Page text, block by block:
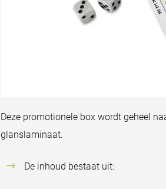
Deze promotionele box wordt geheel
glanslaminaat.
De inhoud bestaat uit: